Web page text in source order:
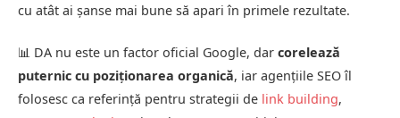
cu atât ai șanse mai bune să apari în primele rezultate.
📊 DA nu este un factor oficial Google, dar corelează
puternic cu poziționarea organică, iar agențiile SEO îl
folosesc ca referință pentru strategii de link building,